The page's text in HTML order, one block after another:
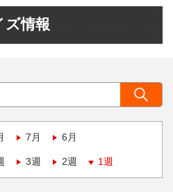
ズ情報
7月 6月
3週 2週 1週